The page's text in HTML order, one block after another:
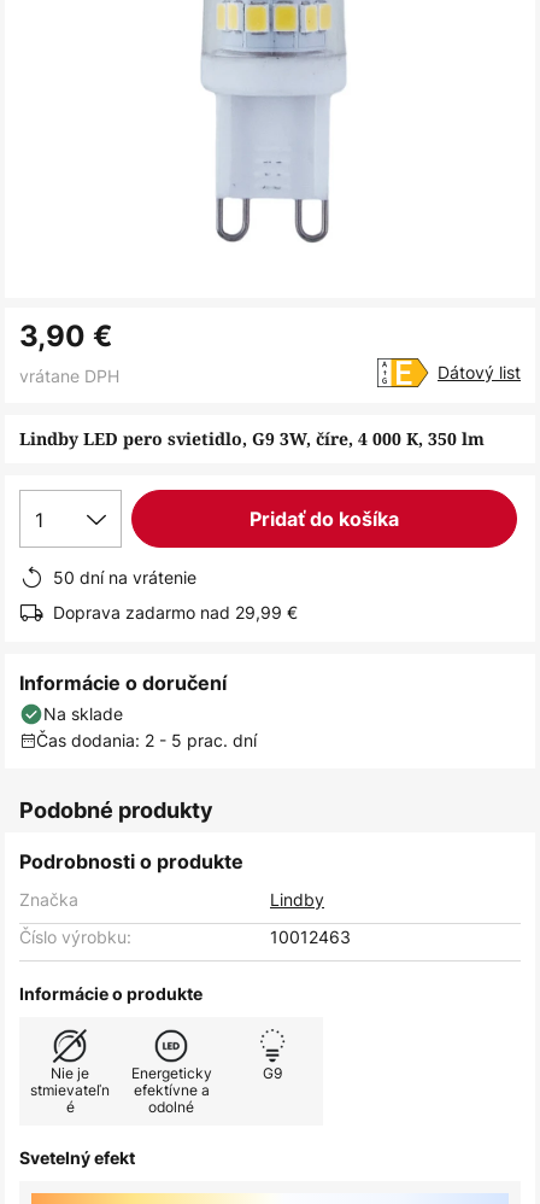
na
začiatok
obrázkov
Lindby LED pero svietidlo, G9 3W, číre, 4 000 K, 350 lm
3,90 €
vrátane DPH Dátový list
1 Pridať do košíka
50 dní na vrátenie
Doprava zadarmo nad 29,99 €
Informácie o doručení
Na sklade
Čas dodania: 2 - 5 prac. dní
Podobné produkty
Podrobnosti o produkte
Značka
Lindby
Číslo výrobku:
10012463
Informácie o produkte
Nie je
stmievateľn
é
Energeticky
efektívne a
odolné
G9
Svetelný efekt